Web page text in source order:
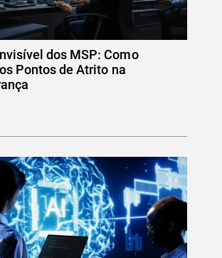
dos MSP: Como
Pontos de Atrito na